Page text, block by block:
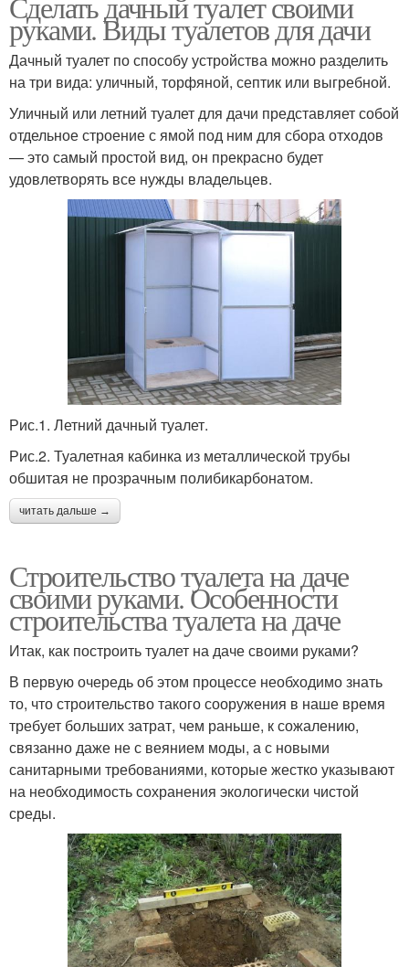
руками. Виды туалетов для дачи
Дачный туалет по способу устройства можно разделить
на три вида: уличный, торфяной, септик или выгребной.
Уличный или летний туалет для дачи представляет собой
отдельное строение с ямой под ним для сбора отходов
— это самый простой вид, он прекрасно будет
удовлетворять все нужды владельцев.
Рис.1. Летний дачный туалет.
Рис.2. Туалетная кабинка из металлической трубы
обшитая не прозрачным полибикарбонатом.
читать дальше →
Строительство туалета на даче
своими руками. Особенности
строительства туалета на даче
Итак, как построить туалет на даче своими руками?
В первую очередь об этом процессе необходимо знать
то, что строительство такого сооружения в наше время
требует больших затрат, чем раньше, к сожалению,
связанно даже не с веянием моды, а с новыми
санитарными требованиями, которые жестко указывают
на необходимость сохранения экологически чистой
среды.